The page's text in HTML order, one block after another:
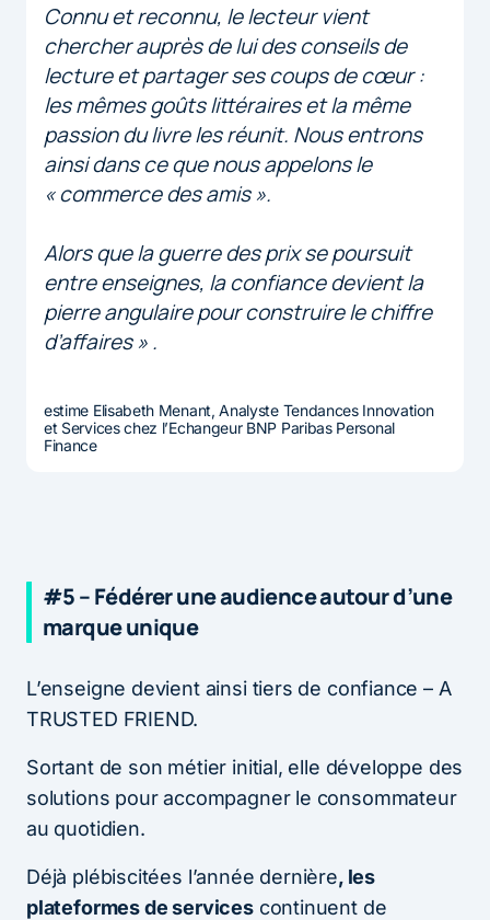
Connu et reconnu, le lecteur vient
chercher auprès de lui des conseils de
lecture et partager ses coups de cœur :
les mêmes goûts littéraires et la même
passion du livre les réunit. Nous entrons
ainsi dans ce que nous appelons le
« commerce des amis ».
Alors que la guerre des prix se poursuit
entre enseignes, la confiance devient la
pierre angulaire pour construire le chiffre
d’affaires » .
estime Elisabeth Menant, Analyste Tendances Innovation
et Services chez l’Echangeur BNP Paribas Personal
Finance
#5 – Fédérer une audience autour d’une
marque unique
L’enseigne devient ainsi tiers de confiance – A
TRUSTED FRIEND.
Sortant de son métier initial, elle développe des
solutions pour accompagner le consommateur
au quotidien.
Déjà plébiscitées l’année dernière, les
plateformes de servicescontinuent de